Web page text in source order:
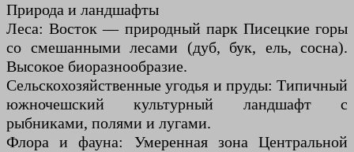
Природа и ландшафты
Леса: Восток — природный парк Писецкие горы
со смешанными лесами (дуб, бук, ель, сосна).
Высокое биоразнообразие.
Сельскохозяйственные угодья и пруды: Типичный
южночешский культурный ландшафт с
рыбниками, полями и лугами.
Флора и фауна: Умеренная зона Центральной